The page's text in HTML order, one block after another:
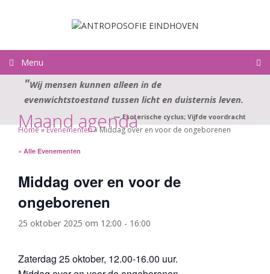
Menu
Wij mensen kunnen alleen in de
evenwichtstoestand tussen licht en duisternis leven.
—Esoterische cyclus; Vijfde voordracht
Home»Evenementen»Middag over en voor de ongeborenen
Maand agenda
« Alle Evenementen
Middag over en voor de
ongeborenen
25 oktober 2025 om 12:00 - 16:00
Zaterdag 25 oktober, 12.00-16.00 uur.